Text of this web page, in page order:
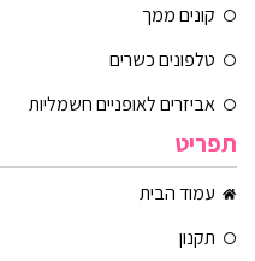
קונים ממך
טלפונים כשרים
אביזרים לאופניים חשמליות
תפריט
עמוד הבית
תקנון